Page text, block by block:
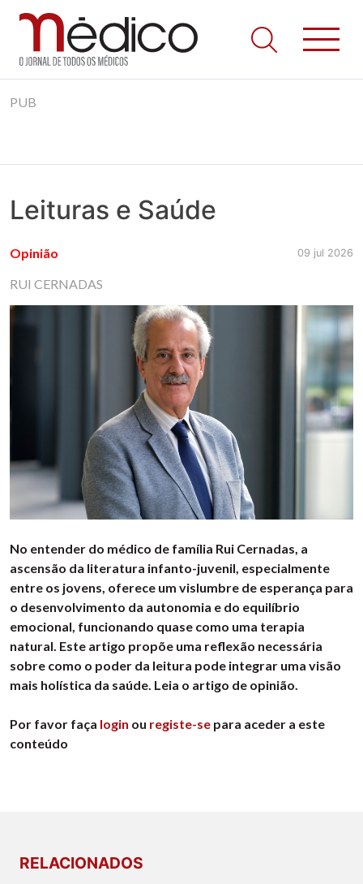
to
Jornal Médico
Médico – O Jornal de Todos os Médicos. Onde as notícias
realmente contam! Tudo o que se passa na Saúde!
PUB
Leituras e Saúde
Opinião 09 jul 2026
RUI CERNADAS
No entender do médico de família Rui Cernadas, a
ascensão da literatura infanto-juvenil, especialmente
entre os jovens, oferece um vislumbre de esperança para
o desenvolvimento da autonomia e do equilíbrio
emocional, funcionando quase como uma terapia
natural. Este artigo propõe uma reflexão necessária
sobre como o poder da leitura pode integrar uma visão
mais holística da saúde. Leia o artigo de opinião.
Por favor faça login ou registe-se para aceder a este
conteúdo
RELACIONADOS